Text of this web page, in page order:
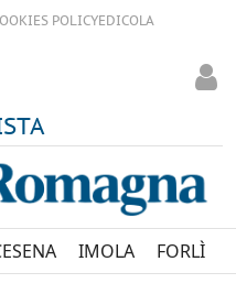
POLICYEDICOLA
IMOLA FORLÌ